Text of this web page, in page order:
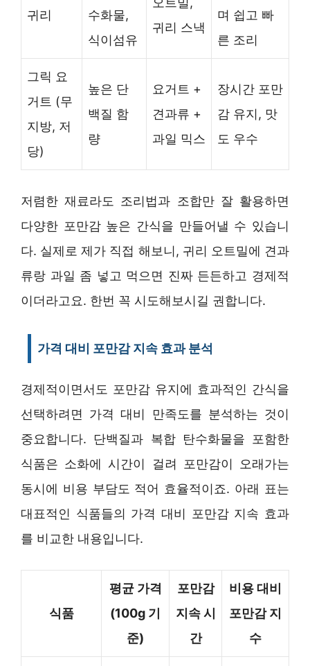
귀리
수화물,
식이섬유
귀리 스낵
며 쉽고 빠
른 조리
그릭 요
거트 (무
지방, 저
당)
높은 단
백질 함
량
요거트 +
견과류 +
과일 믹스
장시간 포만
감 유지, 맛
도 우수
저렴한 재료라도 조리법과 조합만 잘 활용하면
다양한 포만감 높은 간식을 만들어낼 수 있습니
다. 실제로 제가 직접 해보니, 귀리 오트밀에 견과
류랑 과일 좀 넣고 먹으면 진짜 든든하고 경제적
이더라고요. 한번 꼭 시도해보시길 권합니다.
가격 대비 포만감 지속 효과 분석
경제적이면서도 포만감 유지에 효과적인 간식을
선택하려면 가격 대비 만족도를 분석하는 것이
중요합니다. 단백질과 복합 탄수화물을 포함한
식품은 소화에 시간이 걸려 포만감이 오래가는
동시에 비용 부담도 적어 효율적이죠. 아래 표는
대표적인 식품들의 가격 대비 포만감 지속 효과
를 비교한 내용입니다.
식품
평균 가격
(100g 기
준)
포만감
지속 시
간
비용 대비
포만감 지
수